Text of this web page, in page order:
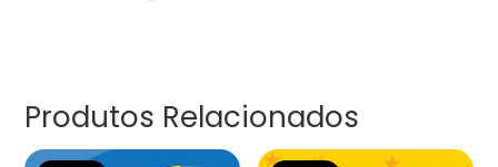
Produtos Relacionados